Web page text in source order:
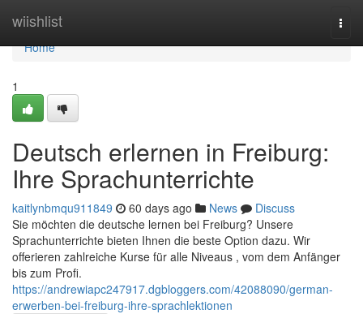
wiishlist
Home
Home
1
Deutsch erlernen in Freiburg:
Ihre Sprachunterrichte
kaitlynbmqu911849 60 days ago News
Discuss
Sie möchten die deutsche lernen bei Freiburg? Unsere
Sprachunterrichte bieten Ihnen die beste Option dazu. Wir
offerieren zahlreiche Kurse für alle Niveaus , vom dem Anfänger
bis zum Profi.
https://andrewiapc247917.dgbloggers.com/42088090/german-
erwerben-bei-freiburg-ihre-sprachlektionen